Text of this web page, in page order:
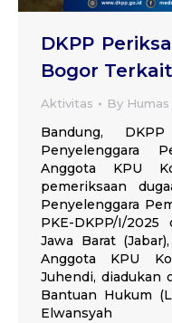
DKPP
Bogor
Aktivitas By
Bandung,
Penyelenggara
Anggota KPU
pemeriksaan
Penyelenggara
PKE-DKPP/I/
Jawa Barat
Anggota KPU
Juhendi, diadukan
Bantuan Hukum
Elwansyah